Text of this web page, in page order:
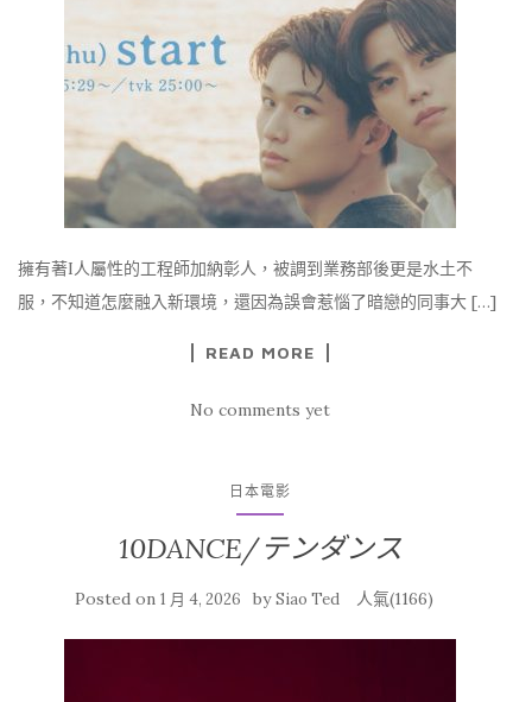
擁有著I人屬性的工程師加納彰人，被調到業務部後更是水土不
服，不知道怎麼融入新環境，還因為誤會惹惱了暗戀的同事大 […]
READ MORE
No comments yet
日本電影
10DANCE/テンダンス
Posted on 1 月 4, 2026 bySiao Ted 人氣(1166)